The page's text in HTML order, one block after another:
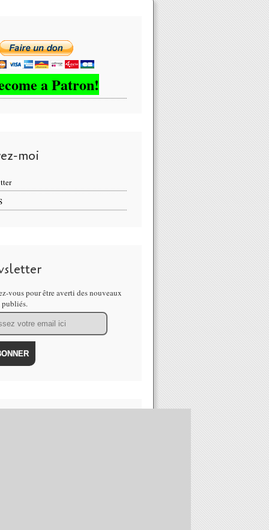
a Patron!
moi
vous pour être averti des nouveaux